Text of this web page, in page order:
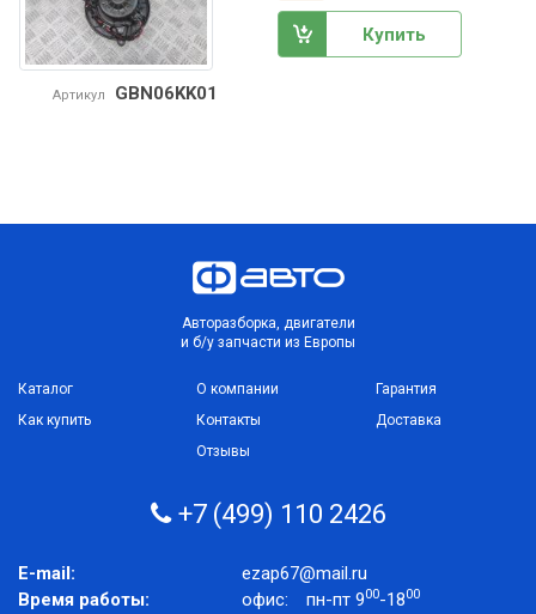
Артикул GBN06KK01
Купить
Авторазборка, двигатели
и б/у запчасти из Европы
Каталог
Как купить
О компании
Контакты
Отзывы
Гарантия
Доставка
+7 (499) 110 2426
E-mail:
ezap67@mail.ru
Время работы:
офис: пн-пт 900-1800